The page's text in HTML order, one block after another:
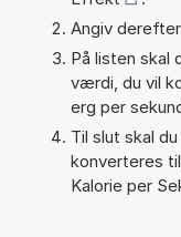
Angiv
På listen skal
værdi, du vil
erg per
Til slut skal
konverteres
Kalorie per